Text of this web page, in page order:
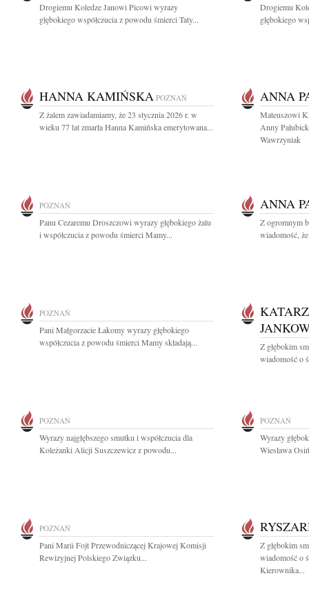
Drogiemu Koledze Janowi Picowi wyrazy
głębokiego współczucia z powodu śmierci Taty...
Drogiemu
głębokiego
HANNA KAMIŃSKA POZNAŃ
Z żalem zawiadamiamy, że 23 stycznia 2026 r. w
wieku 77 lat zmarła Hanna Kamińska emerytowana...
ANNA
Mateuszowi
Anny
Wawrzyniak
POZNAŃ
Panu Cezaremu Droszczowi wyrazy głębokiego żalu
i współczucia z powodu śmierci Mamy...
ANNA
Z ogromnym
wiadomość,
POZNAŃ
Pani Małgorzacie Łakomy wyrazy głębokiego
współczucia z powodu śmierci Mamy składają...
Z głębokim
wiadomość o
POZNAŃ
Wyrazy najgłębszego smutku i współczucia dla
Koleżanki Alicji Suszczewicz z powodu...
POZNAŃ
Wyrazy
Wiesława
POZNAŃ
Pani Marii Fojt Przewodniczącej Krajowej Komisji
Rewizyjnej Polskiego Związku...
Z głębokim
wiadomość o
Kierownika...